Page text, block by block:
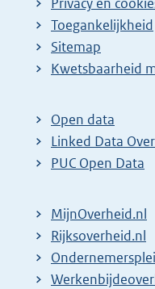
Toegankelijkheid
Sitemap
E
t
e
r
l
i
n
Kwetsbaarheid
Open data
Linked Data
PUC Open Data
MijnOverheid.nl
E
x
t
Rijksoverheid.nl
E
x
E